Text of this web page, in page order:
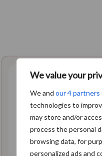
We value your
We and our 4 partners
technologies to
may store and/or
process the personal
browsing data, for
personalized ads and